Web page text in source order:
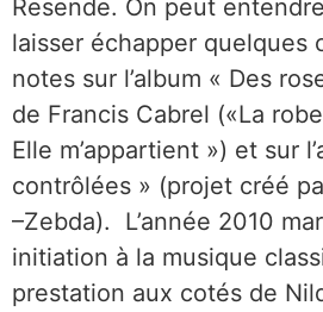
Resende. On peut
laisser échapper quelques
notes sur l’album « Des
de Francis Cabrel («La
Elle m’appartient ») et sur
contrôlées » (projet créé
–Zebda). L’année 2010
initiation à la musique
prestation aux cotés de